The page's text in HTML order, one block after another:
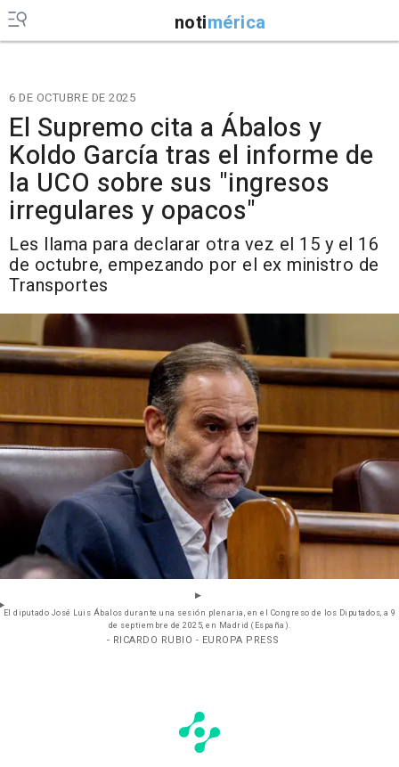
notimérica
6 DE OCTUBRE DE 2025
El Supremo cita a Ábalos y
Koldo García tras el informe de
la UCO sobre sus "ingresos
irregulares y opacos"
Les llama para declarar otra vez el 15 y el 16
de octubre, empezando por el ex ministro de
Transportes
El diputado José Luis Ábalos durante una sesión plenaria, en el Congreso de los Diputados, a 9
de septiembre de 2025, en Madrid (España).
- RICARDO RUBIO - EUROPA PRESS